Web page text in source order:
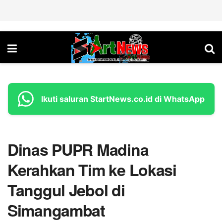
Ikuti saluran StartNews.co.id di WhatsApp
Dinas PUPR Madina
Kerahkan Tim ke Lokasi
Tanggul Jebol di
Simangambat